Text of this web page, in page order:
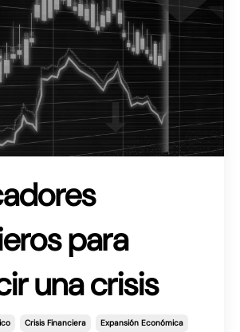
para
una crisis
Crisis Financiera Expansión Económica